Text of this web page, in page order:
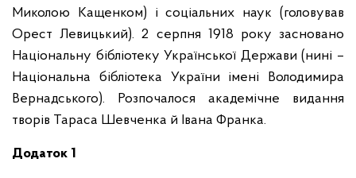
Миколою Кащенком) і соціальних наук (головував
Орест Левицький). 2 серпня 1918 року засновано
Національну бібліотеку Української Держави (нині –
Національна бібліотека України імені Володимира
Вернадського). Розпочалося академічне видання
творів Тараса Шевченка й Івана Франка.
Додаток 1